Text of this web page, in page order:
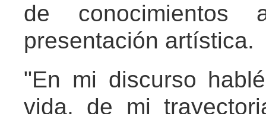
de
presentación artística.
"En mi discurso
vida, de mi